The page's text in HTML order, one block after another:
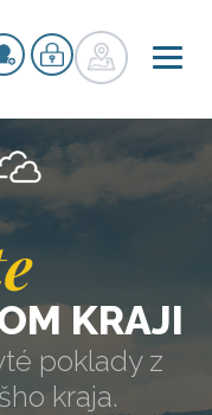
KRAJI
poklady z
kraja.